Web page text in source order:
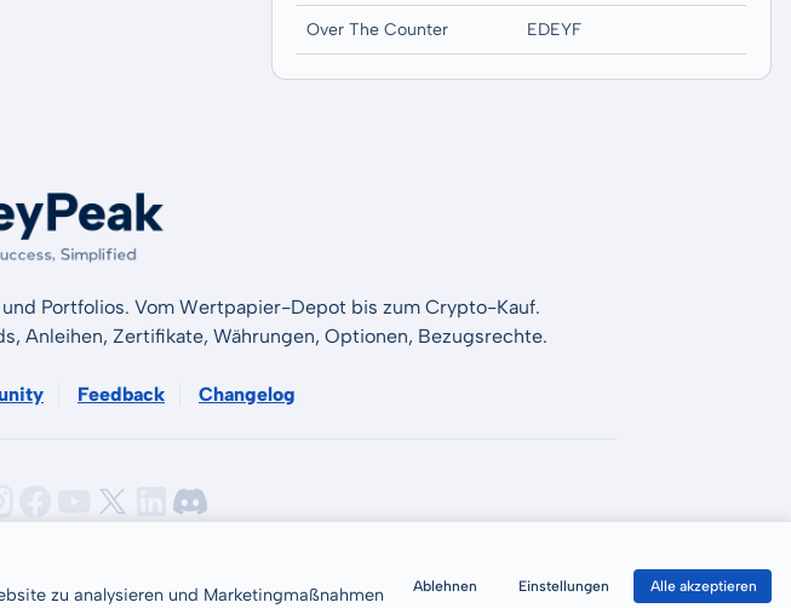
Over The Counter EDEYF
Portfolios. Vom Wertpapier-Depot bis zum Crypto-Kauf.
Anleihen, Zertifikate, Währungen, Optionen, Bezugsrechte.
Feedback Changelog
zu analysieren und Marketingmaßnahmen Ablehnen Einstellungen Alle akzeptieren